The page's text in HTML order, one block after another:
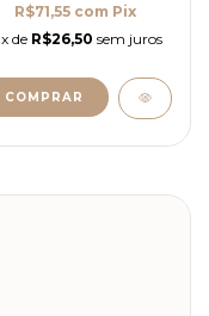
R$71,55 com Pix
x de R$26,50 sem juros
COMPRAR